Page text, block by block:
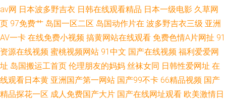
av网 日本波多野吉衣 日韩在线观看精品 日本一级电影 久草网
页 97免费艹 岛国一区二区 岛国动作片在 波多野吉衣三级 亚洲
AV一卡 在线免费小视频 搞黄网站在线观看 免费色情A片网扯 91
资源在线视频 蜜桃视频网站 91中文 国产在线视频 福利爱爱网
址 岛国搬运工首页 伦理朋友的妈妈 丝袜女同 日韩性爱网址 在
线观看日本黄 亚洲国产第一网站 国产99不卡 66精品视频 国产
精品探花一区 成人免费国产大片 国产在线网址观看 欧美激情日